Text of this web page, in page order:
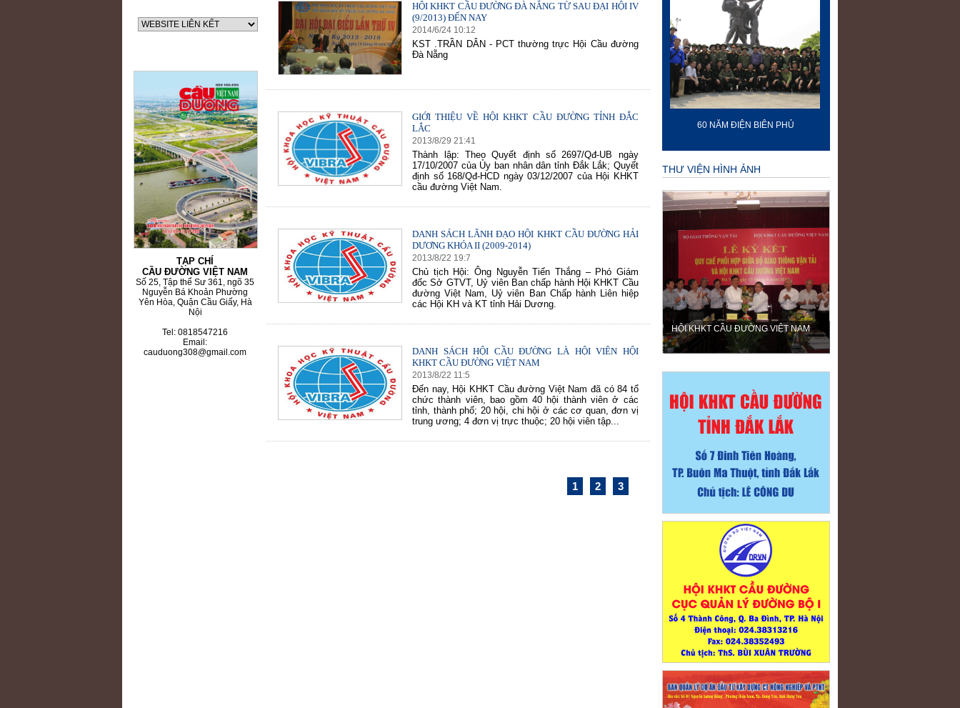
TẠP CHÍ
CẦU ĐƯỜNG VIỆT NAM
Số 25, Tập thể Sư 361, ngõ 35
Nguyễn Bá Khoản Phường
Yên Hòa, Quận Cầu Giấy, Hà
Nội
Tel: 0818547216
Email:
cauduong308@gmail.com
HỘI KHKT CẦU ĐƯỜNG ĐÀ NẴNG TỪ SAU ĐẠI HỘI IV
(9/2013) ĐẾN NAY
2014/6/24 10:12
KST .TRẦN DÂN - PCT thường trực Hội Cầu đường
Đà Nẵng
GIỚI THIỆU VỀ HỘI KHKT CẦU ĐƯỜNG TỈNH ĐẮC
LẮC
2013/8/29 21:41
Thành lập: Theo Quyết định số 2697/Qđ-UB ngày
17/10/2007 của Ủy ban nhân dân tỉnh Đắk Lắk; Quyết
định số 168/Qđ-HCD ngày 03/12/2007 của Hội KHKT
cầu đường Việt Nam.
DANH SÁCH LÃNH ĐẠO HỘI KHKT CẦU ĐƯỜNG HẢI
DƯƠNG KHÓA II (2009-2014)
2013/8/22 19:7
Chủ tịch Hội: Ông Nguyễn Tiến Thắng – Phó Giám
đốc Sở GTVT, Uỷ viên Ban chấp hành Hội KHKT Cầu
đường Việt Nam, Uỷ viên Ban Chấp hành Liên hiệp
các Hội KH và KT tỉnh Hải Dương.
DANH SÁCH HỘI CẦU ĐƯỜNG LÀ HỘI VIÊN HỘI
KHKT CẦU ĐƯỜNG VIỆT NAM
2013/8/22 11:5
Đến nay, Hội KHKT Cầu đường Việt Nam đã có 84 tổ
chức thành viên, bao gồm 40 hội thành viên ở các
tỉnh, thành phố; 20 hội, chi hội ở các cơ quan, đơn vị
trung ương; 4 đơn vị trực thuộc; 20 hội viên tập...
1 2 3
60 NĂM ĐIỆN BIÊN PHỦ
70 NĂM GTVT VIỆT NAM (1945 -
2015)
60 NĂM ĐIỆN BIÊN PHỦ
THƯ VIỆN HÌNH ẢNH
HỘI KHKT CẦU ĐƯỜNG VIỆT NAM